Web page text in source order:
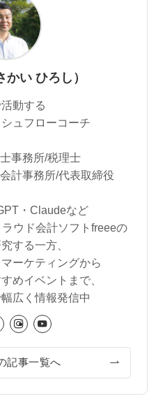
い ひろし）
動する
ュフローコーチ
事務所/税理士
計事務所/代表取締役
・Claudeなど
ウド会計ソフトfreeeの
する一方、
ーケティングから
めイベントまで、
広く情報発信中
記事一覧へ